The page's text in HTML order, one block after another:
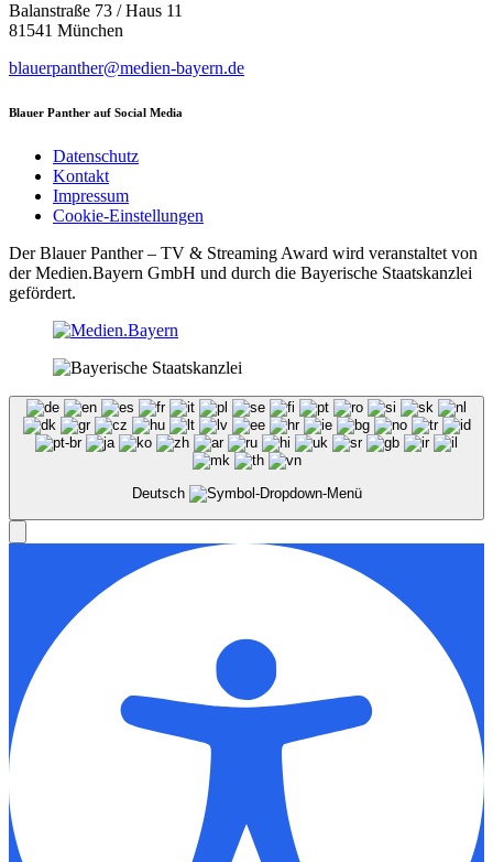
Balanstraße 73 / Haus 11
81541 München
blauerpanther@medien-bayern.de
Blauer Panther auf Social Media
Datenschutz
Kontakt
Impressum
Cookie-Einstellungen
Der Blauer Panther – TV & Streaming Award wird veranstaltet von
der Medien.Bayern GmbH und durch die Bayerische Staatskanzlei
gefördert.
Deutsch